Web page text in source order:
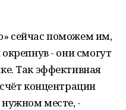
сейчас поможем им,
- они смогут
Так эффективная
концентрации
нужном месте, -